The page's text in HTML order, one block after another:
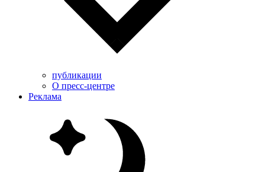
публикации
О пресс-центре
Реклама